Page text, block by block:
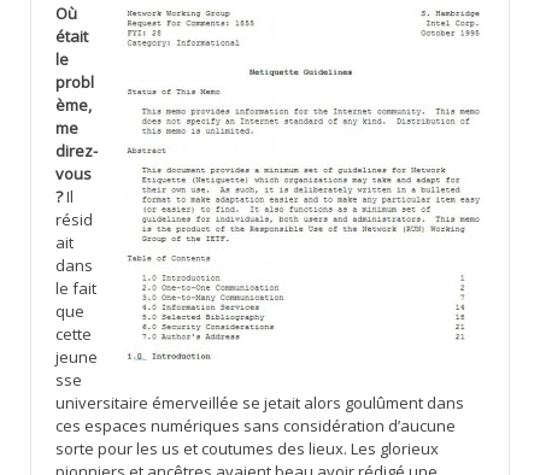
Où
était
le
probl
ème,
me
direz-
vous
?Il
résid
ait
dans
le fait
que
cette
jeune
sse
universitaire émerveillée se jetait alors goulûment dans
ces espaces numériques sans considération d’aucune
sorte pour les us et coutumes des lieux. Les glorieux